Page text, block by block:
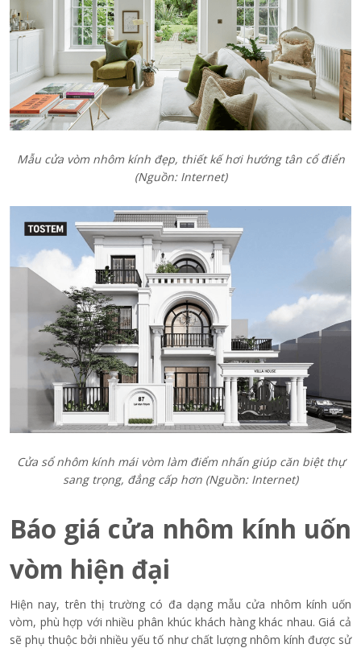
Mẫu cửa vòm nhôm kính đẹp, thiết kế hơi hướng tân cổ điển
(Nguồn: Internet)
Cửa sổ nhôm kính mái vòm làm điểm nhấn giúp căn biệt thự
sang trọng, đẳng cấp hơn (Nguồn: Internet)
Báo giá cửa nhôm kính uốn
vòm hiện đại
Hiện nay, trên thị trường có đa dạng mẫu cửa nhôm kính uốn
vòm, phù hợp với nhiều phân khúc khách hàng khác nhau. Giá cả
sẽ phụ thuộc bởi nhiều yếu tố như chất lượng nhôm kính được sử